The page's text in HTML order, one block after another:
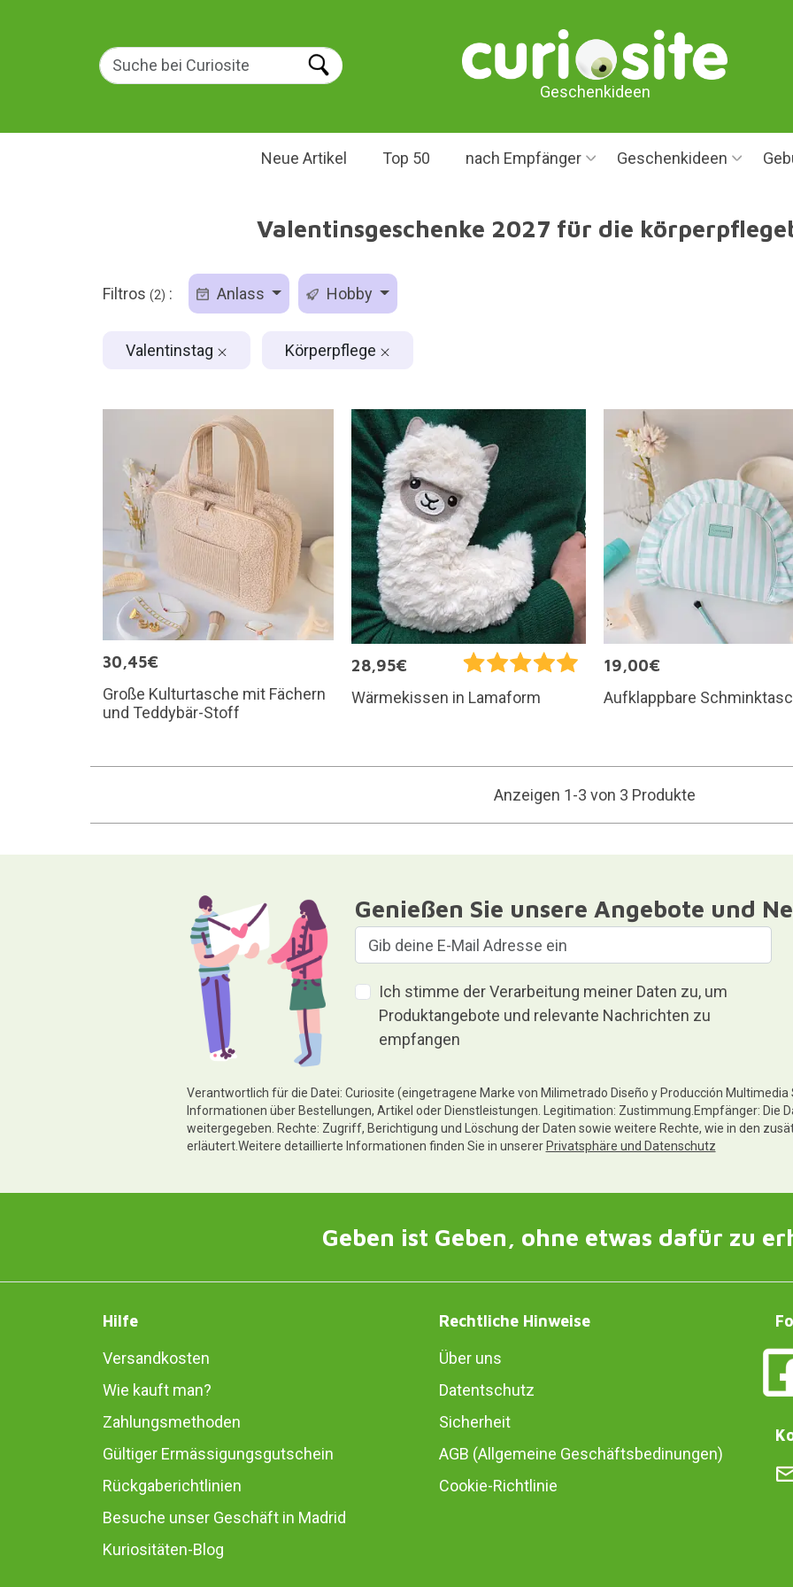
Geschenkideen
Neue Artikel Top 50 nach Empfänger Geschenkideen
Valentinsgeschenke 2027 für die
Filtros (2) : Anlass Hobby
Valentinstag Körperpflege
30,45€
Große Kulturtasche mit Fächern
und Teddybär-Stoff
28,95€
Wärmekissen in Lamaform
19,00€
Aufklappbare
Anzeigen 1-3 von 3 Produkte
Genießen Sie unsere Angebote und
Ich stimme der Verarbeitung meiner Daten zu, um
Produktangebote und relevante Nachrichten zu
empfangen
Verantwortlich für die Datei: Curiosite (eingetragene Marke von Milimetrado Diseño y Producción Multimedia
Informationen über Bestellungen, Artikel oder Dienstleistungen. Legitimation: Zustimmung.Empfänger: Die
weitergegeben. Rechte: Zugriff, Berichtigung und Löschung der Daten sowie weitere Rechte, wie in den
erläutert.Weitere detaillierte Informationen finden Sie in unserer Privatsphäre und Datenschutz
Geben ist Geben, ohne etwas dafür zu
Hilfe
Versandkosten
Wie kauft man?
Zahlungsmethoden
Gültiger Ermässigungsgutschein
Rückgaberichtlinien
Besuche unser Geschäft in Madrid
Kuriositäten-Blog
Rechtliche Hinweise
Über uns
Datentschutz
Sicherheit
AGB (Allgemeine Geschäftsbedinungen)
Cookie-Richtlinie